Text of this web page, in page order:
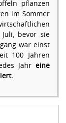
pflanzen
im Sommer
bevor sie
war einst
100 Jahren
Jahr eine